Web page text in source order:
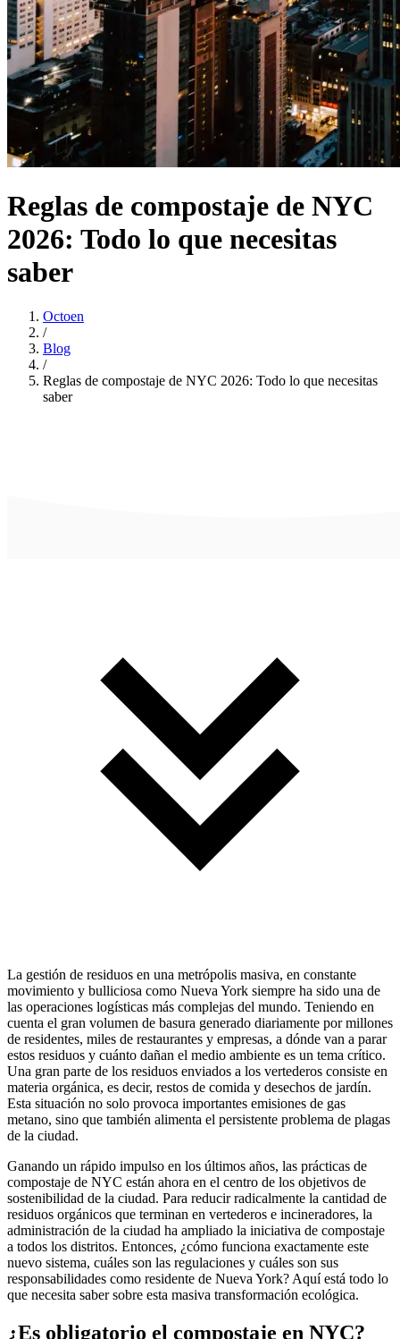
Reglas de compostaje de NYC
2026: Todo lo que necesitas
saber
Octoen
/
Blog
/
Reglas de compostaje de NYC 2026: Todo lo que necesitas
saber
La gestión de residuos en una metrópolis masiva, en constante
movimiento y bulliciosa como Nueva York siempre ha sido una de
las operaciones logísticas más complejas del mundo. Teniendo en
cuenta el gran volumen de basura generado diariamente por millones
de residentes, miles de restaurantes y empresas, a dónde van a parar
estos residuos y cuánto dañan el medio ambiente es un tema crítico.
Una gran parte de los residuos enviados a los vertederos consiste en
materia orgánica, es decir, restos de comida y desechos de jardín.
Esta situación no solo provoca importantes emisiones de gas
metano, sino que también alimenta el persistente problema de plagas
de la ciudad.
Ganando un rápido impulso en los últimos años, las prácticas de
compostaje de NYC están ahora en el centro de los objetivos de
sostenibilidad de la ciudad. Para reducir radicalmente la cantidad de
residuos orgánicos que terminan en vertederos e incineradores, la
administración de la ciudad ha ampliado la iniciativa de compostaje
a todos los distritos. Entonces, ¿cómo funciona exactamente este
nuevo sistema, cuáles son las regulaciones y cuáles son sus
responsabilidades como residente de Nueva York? Aquí está todo lo
que necesita saber sobre esta masiva transformación ecológica.
¿Es obligatorio el compostaje en NYC?